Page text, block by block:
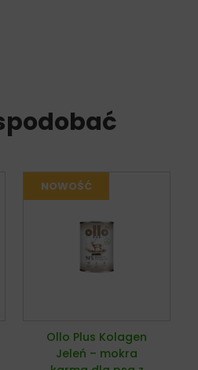
Ollo Plus Kolagen
Jeleń – mokra